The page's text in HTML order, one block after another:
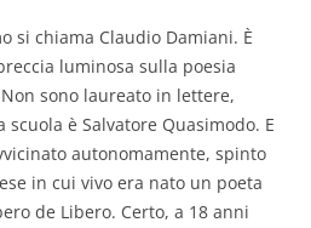
si chiama Claudio Damiani. È
luminosa sulla poesia
sono laureato in lettere,
scuola è Salvatore Quasimodo. E
autonomamente, spinto
in cui vivo era nato un poeta
de Libero. Certo, a 18 anni